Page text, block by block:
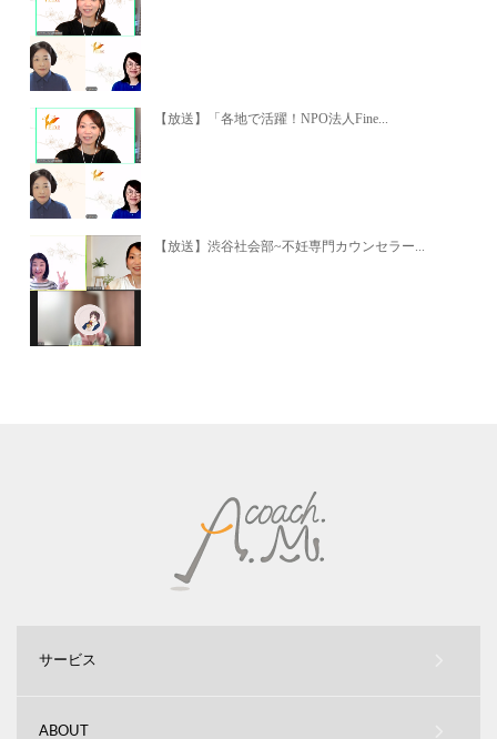
【放送】「各地で活躍！NPO法人Fine...
【放送】渋谷社会部~不妊専門カウンセラー...
サービス
ABOUT